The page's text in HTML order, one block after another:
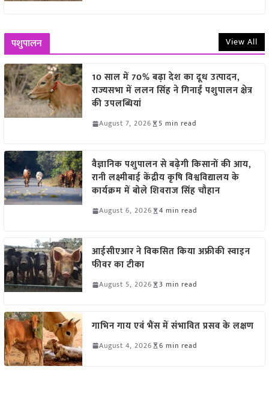
पशुपालन View All
10 साल में 70% बढ़ा देश का दूध उत्पादन,
राज्यसभा में ललन सिंह ने गिनाईं पशुपालन क्षेत्र
की उपलब्धियां
August 7, 2026 5 min read
वैज्ञानिक पशुपालन से बढ़ेगी किसानों की आय,
रानी लक्ष्मीबाई केंद्रीय कृषि विश्वविद्यालय के
कार्यक्रम में बोले शिवराज सिंह चौहान
August 6, 2026 4 min read
आईसीएआर ने विकसित किया अफ्रीकी स्वाइन
फीवर का टीका
August 5, 2026 3 min read
गाभिन गाय एवं भैंस में संभावित प्रसव के लक्षण
August 4, 2026 6 min read